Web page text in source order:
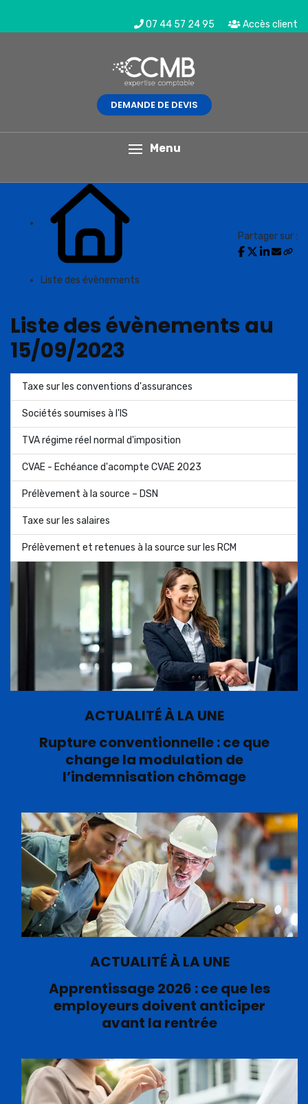
07 44 57 24 95 Accès client
DEMANDE DE DEVIS
Menu
L'actualité du mois
Liste des évènements
Partager sur :
Liste des évènements au
15/09/2023
Taxe sur les conventions d'assurances
Sociétés soumises à l'IS
TVA régime réel normal d'imposition
CVAE - Echéance d'acompte CVAE 2023
Prélèvement à la source – DSN
Taxe sur les salaires
Prélèvement et retenues à la source sur les RCM
ACTUALITÉ À LA UNE
Rupture conventionnelle : ce que
change la modulation de
l’indemnisation chômage
ACTUALITÉ À LA UNE
Apprentissage 2026 : ce que les
employeurs doivent anticiper
avant la rentrée